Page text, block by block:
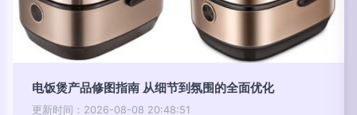
电饭煲产品修图指南 从细节到氛围的全面优化
更新时间：2026-08-08 20:48:51